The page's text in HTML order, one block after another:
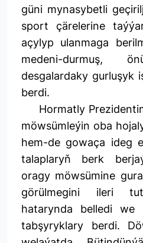
güni mynasybetli
sport çärelerine
açylyp ulanmaga
medeni-durmuş,
desgalardaky gurluşyk
berdi.
Hormatly
möwsümleýin oba
hem-de gowaça ideg
talaplaryň berk
oragy möwsümine
görülmegini ileri
hatarynda belledi we
tabşyryklary berdi.